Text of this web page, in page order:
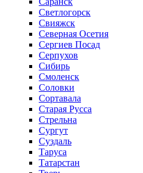
Светлогорск
Свияжск
Северная Осетия
Сергиев Посад
Серпухов
Сибирь
Смоленск
Соловки
Сортавала
Старая Русса
Стрельна
Сургут
Суздаль
Таруса
Татарстан